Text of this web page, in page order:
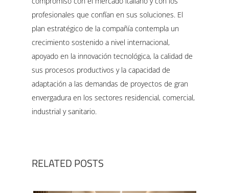
profesionales que confían en sus soluciones. El
plan estratégico de la compañía contempla un
crecimiento sostenido a nivel internacional,
apoyado en la innovación tecnológica, la calidad de
sus procesos productivos y la capacidad de
adaptación a las demandas de proyectos de gran
envergadura en los sectores residencial, comercial,
industrial y sanitario.
RELATED POSTS